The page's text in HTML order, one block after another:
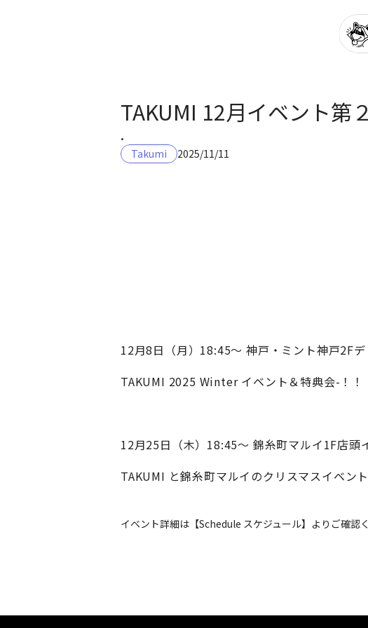
TAKUMI 12月イベント第
.
Takumi 2025/11/11
12月8日（月）18:45〜 神戸・ミント神戸2F
TAKUMI 2025 Winter イベント＆特典会-！！
12月25日（木）18:45〜 錦糸町マルイ1F店頭
TAKUMI と錦糸町マルイのクリスマスイベント
イベント詳細は【Schedule スケジュール】よりご確認く